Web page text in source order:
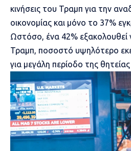
κινήσεις του Τραμπ για την
οικονομίας και μόνο το 37%
Ωστόσο, ένα 42% εξακολουθεί
Τραμπ, ποσοστό υψηλότερο
για μεγάλη περίοδο της